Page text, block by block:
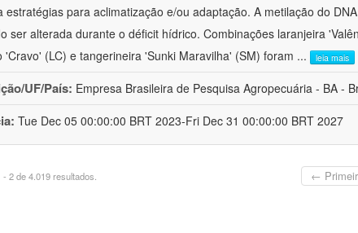
estratégias para aclimatização e/ou adaptação. A metilação do
ser alterada durante o déficit hídrico. Combinações laranjeira
'Cravo' (LC) e tangerineira 'Sunki Maravilha' (SM) foram ... leia mais
UF/País: Empresa Brasileira de Pesquisa Agropecuária - BA -
Tue Dec 05 00:00:00 BRT 2023-Fri Dec 31 00:00:00 BRT 2027
- 2 de 4.019 resultados. ←